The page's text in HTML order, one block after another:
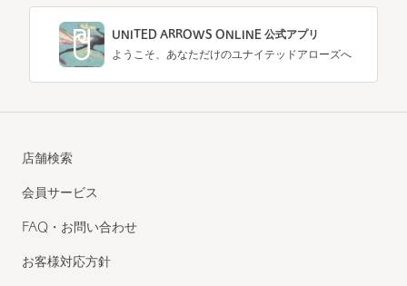
UNITED ARROWS ONLINE 公式アプリ
ようこそ、あなただけのユナイテッドアローズへ
店舗検索
会員サービス
FAQ・お問い合わせ
お客様対応方針